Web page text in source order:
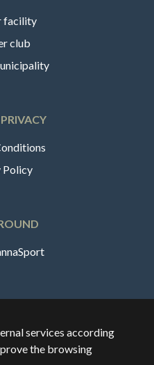
facility
club
Policy
services according
the browsing